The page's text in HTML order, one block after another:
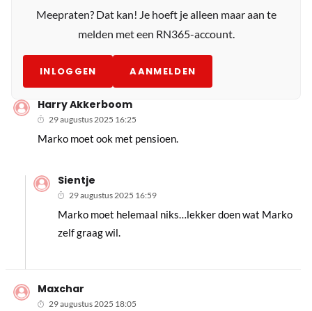
Meepraten? Dat kan! Je hoeft je alleen maar aan te
melden met een RN365-account.
INLOGGEN AANMELDEN
Harry Akkerboom
29 augustus 2025 16:25
Marko moet ook met pensioen.
Sientje
29 augustus 2025 16:59
Marko moet helemaal niks…lekker doen wat Marko
zelf graag wil.
Maxchar
29 augustus 2025 18:05